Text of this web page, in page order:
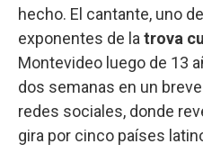
hecho. El cantante, uno
exponentes de la trova
Montevideo luego de 13
dos semanas en un
redes sociales, donde
gira por cinco países